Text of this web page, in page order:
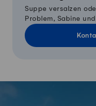
Suppe versalzen
Problem, Sabine